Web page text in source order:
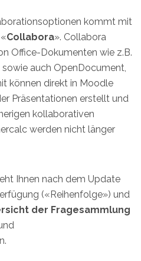
kommt mit
«Collabora». Collabora
Office-Dokumenten wie z.B.
auch OpenDocument,
können direkt in Moodle
Präsentationen erstellt und
kollaborativen
werden nicht länger
Ihnen nach dem Update
(«Reihenfolge») und
der Fragesammlung